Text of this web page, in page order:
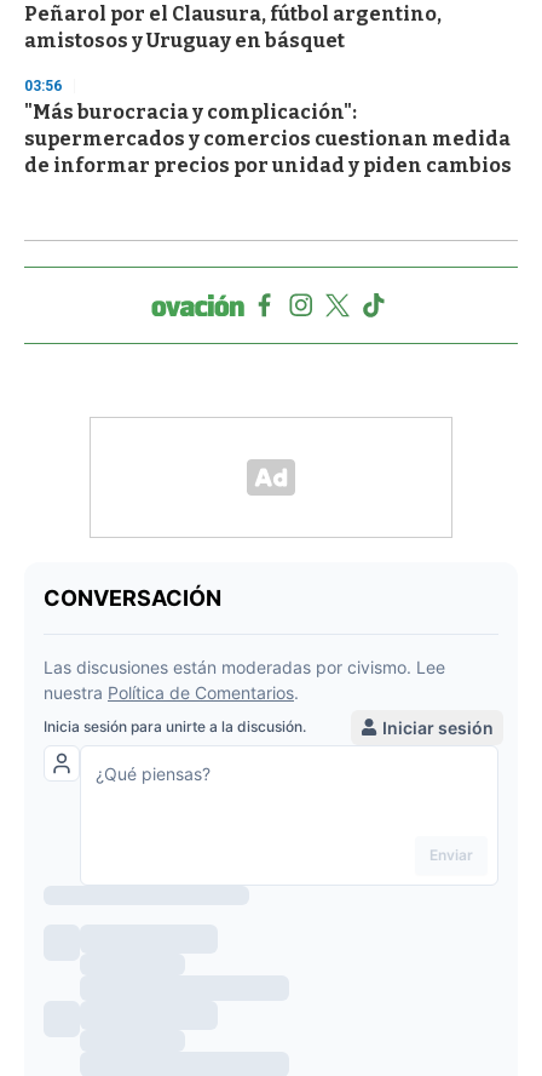
Peñarol por el Clausura, fútbol argentino,
amistosos y Uruguay en básquet
03:56
"Más burocracia y complicación":
supermercados y comercios cuestionan medida
de informar precios por unidad y piden cambios